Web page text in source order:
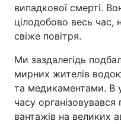
випадкової смерті.
цілодобово весь
свіже повітря.
Ми заздалегідь
мирних жителів
та медикаментами. В
часу організовувався
вантажів на великих